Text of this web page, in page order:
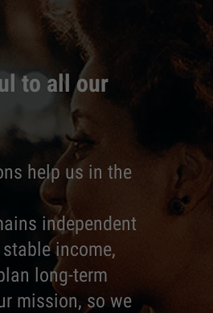
to all our
help us in the
independent
income,
long-term
mission, so we